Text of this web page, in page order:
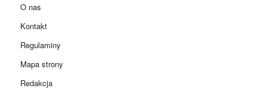
O nas
Kontakt
Regulaminy
Mapa strony
Redakcja